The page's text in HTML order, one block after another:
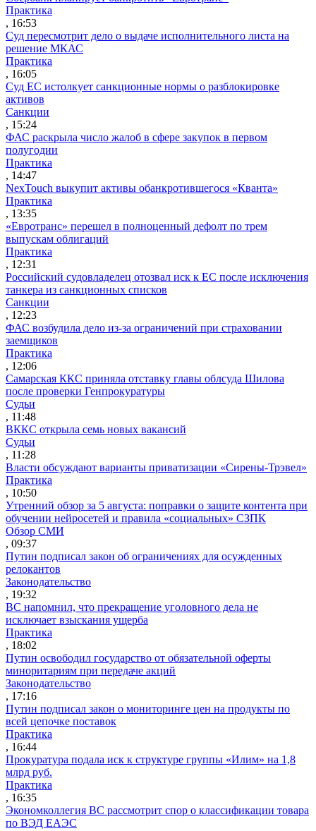
Практика
, 16:53
Суд пересмотрит дело о выдаче исполнительного листа на
решение МКАС
Практика
, 16:05
Суд ЕС истолкует санкционные нормы о разблокировке
активов
Санкции
, 15:24
ФАС раскрыла число жалоб в сфере закупок в первом
полугодии
Практика
, 14:47
NexTouch выкупит активы обанкротившегося «Кванта»
Практика
, 13:35
«Евротранс» перешел в полноценный дефолт по трем
выпускам облигаций
Практика
, 12:31
Российский судовладелец отозвал иск к ЕС после исключения
танкера из санкционных списков
Санкции
, 12:23
ФАС возбудила дело из-за ограничений при страховании
заемщиков
Практика
, 12:06
Самарская ККС приняла отставку главы облсуда Шилова
после проверки Генпрокуратуры
Судьи
, 11:48
ВККС открыла семь новых вакансий
Судьи
, 11:28
Власти обсуждают варианты приватизации «Сирены-Трэвел»
Практика
, 10:50
Утренний обзор за 5 августа: поправки о защите контента при
обучении нейросетей и правила «социальных» СЗПК
Обзор СМИ
, 09:37
Путин подписал закон об ограничениях для осужденных
релокантов
Законодательство
, 19:32
ВС напомнил, что прекращение уголовного дела не
исключает взыскания ущерба
Практика
, 18:02
Путин освободил государство от обязательной оферты
миноритариям при передаче акций
Законодательство
, 17:16
Путин подписал закон о мониторинге цен на продукты по
всей цепочке поставок
Практика
, 16:44
Прокуратура подала иск к структуре группы «Илим» на 1,8
млрд руб.
Практика
, 16:35
Экономколлегия ВС рассмотрит спор о классификации товара
по ВЭД ЕАЭС